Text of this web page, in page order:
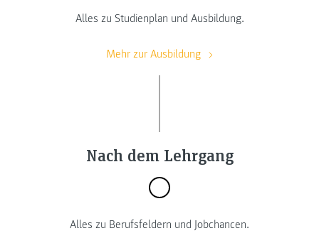
Alles zu Studienplan und Ausbildung.
Mehr zur Ausbildung
Nach dem Lehrgang
Alles zu Berufsfeldern und Jobchancen.